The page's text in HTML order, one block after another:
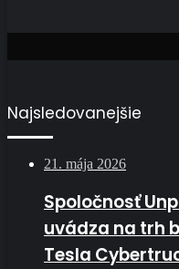
Najsledovanejšie
21. mája 2026
Spoločnosť
uvádza na trh
Tesla